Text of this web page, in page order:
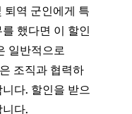
역 군인에게 특
했다면 이 할인
일반적으로
조직과 협력하
다. 할인을 받으
다.